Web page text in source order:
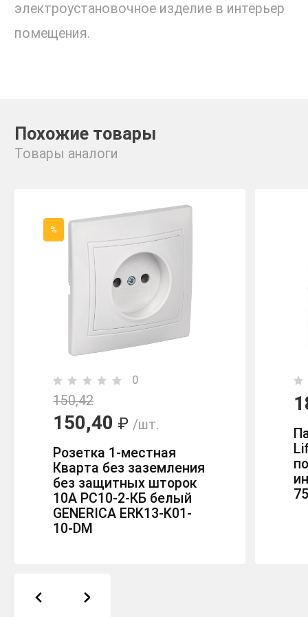
электроустановочное изделие в интерьер
помещения.
Похожие товары
Товары аналоги
%
0
150,42
150,40 ₽ /шт.
Розетка 1-местная
Кварта без заземления
без защитных шторок
10А РС10-2-КБ белый
GENERICA ERK13-K01-
10-DM